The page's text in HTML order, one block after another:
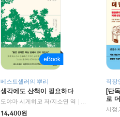
베스트셀러의 뿌리
생각에도 산책이 필요하다
도야마 시게히코 저/지소연 역
알에이치코리
14,400원
직장
[단
로